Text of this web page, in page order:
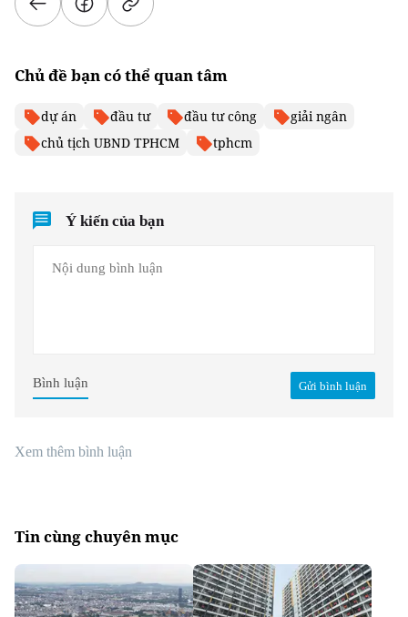
Chủ đề bạn có thể quan tâm
dự án đầu tư đầu tư công
giải ngân
chủ tịch UBND TPHCM
tphcm
Ý kiến của bạn
Gửi bình luận
Bình luận
Xem thêm bình luận
Tin cùng chuyên mục